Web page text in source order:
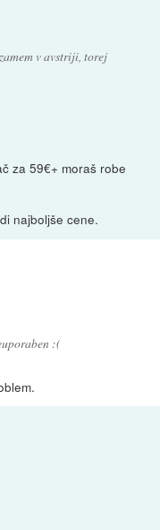
v avstriji, torej
za 59€+ moraš robe
najboljše cene.
:(